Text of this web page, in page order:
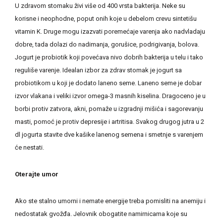
U zdravom stomaku živi više od 400 vrsta bakterija. Neke su
korisne i neophodne, poput onih koje u debelom crevu sintetišu
vitamin K. Druge mogu izazvati poremećaje varenja ako nadvladaju
dobre, tada dolazi do nadimanja, gorušice, podrigivanja, bolova.
Jogurt je probiotik koji povećava nivo dobrih bakterija u telu i tako
reguliše varenje. Idealan izbor za zdrav stomak je jogurt sa
probiotikom u koji je dodato laneno seme. Laneno seme je dobar
izvor vlakana i veliki izvor omega-3 masnih kiselina. Dragoceno je u
borbi protiv zatvora, akni, pomaže u izgradnji mišića i sagorevanju
masti, pomoć je protiv depresije i artritisa. Svakog drugog jutra u 2
dl jogurta stavite dve kašike lanenog semena i smetnje s varenjem
će nestati.
Oterajte umor
Ako ste stalno umorni i nemate energije treba pomisliti na anemiju i
nedostatak gvožđa. Jelovnik obogatite namirnicama koje su